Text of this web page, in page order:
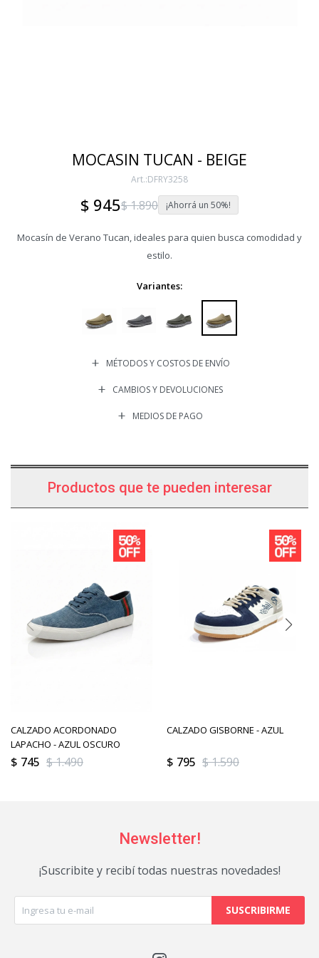
MOCASIN TUCAN - BEIGE
DFRY3258
$ 945$1.890 50
Mocasín de Verano Tucan, ideales para quien busca comodidad y
estilo.
Variantes:
MÉTODOS Y COSTOS DE ENVÍO
CAMBIOS Y DEVOLUCIONES
MEDIOS DE PAGO
Productos que te pueden interesar
CALZADO ACORDONADO
LAPACHO - AZUL OSCURO
$ 745 $1.490
CALZADO GISBORNE - AZUL
$ 795 $1.590
Newsletter!
¡Suscribite y recibí todas nuestras novedades!
SUSCRIBIRME